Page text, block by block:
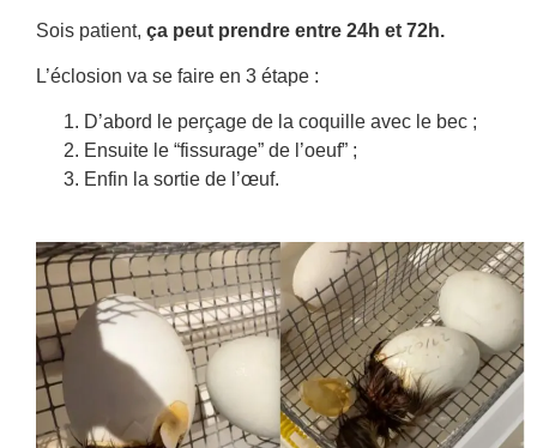
Sois patient, ça peut prendre entre 24h et 72h.
L’éclosion va se faire en 3 étape :
D’abord le perçage de la coquille avec le bec ;
Ensuite le “fissurage” de l’oeuf” ;
Enfin la sortie de l’œuf.